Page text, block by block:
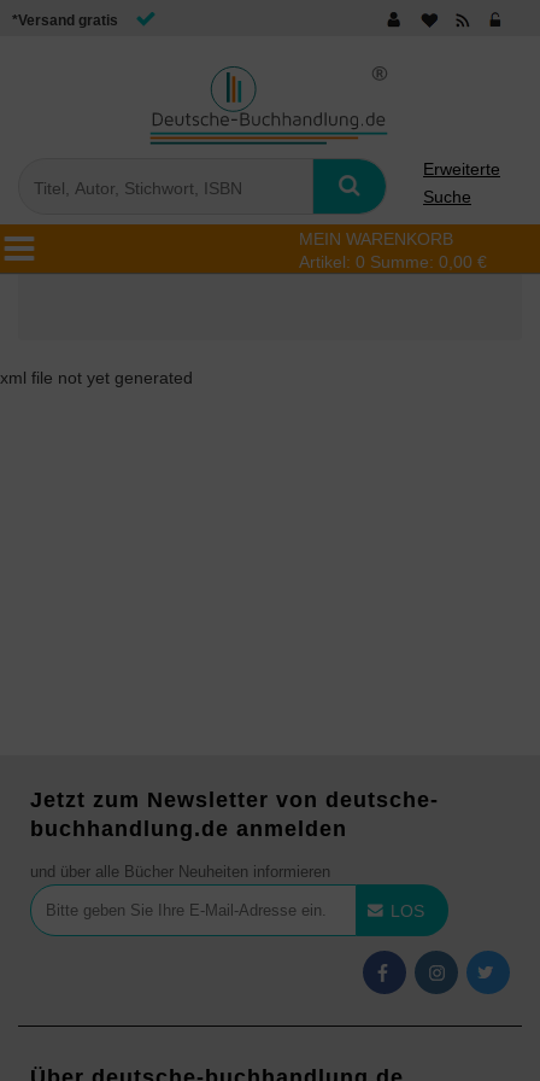
*Versand gratis
Erweiterte
Suche
MEIN WARENKORB
Artikel: 0 Summe: 0,00 €
xml file not yet generated
Jetzt zum Newsletter von deutsche-
buchhandlung.de anmelden
und über alle Bücher Neuheiten informieren
LOS